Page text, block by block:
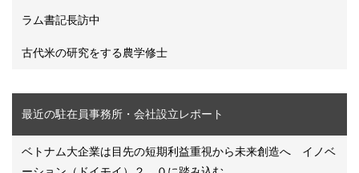
ラム書記長訪中
古代米の研究をする農学修士
最近の駐在員事務所・会社設立レポート
ベトナム大企業は目先の短期利益重視から未来創造へ イノベ